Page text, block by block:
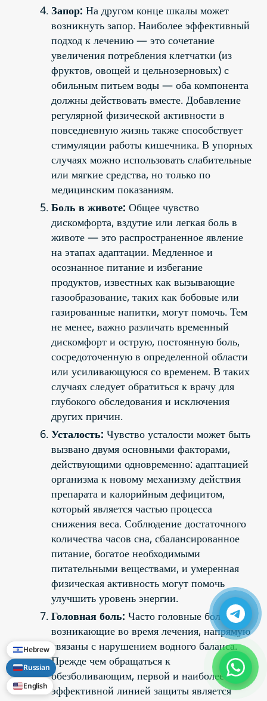
Запор: На другом конце шкалы может
возникнуть запор. Наиболее эффективный
подход к лечению — это сочетание
увеличения потребления клетчатки (из
фруктов, овощей и цельнозерновых) с
обильным питьем воды — оба компонента
должны действовать вместе. Добавление
регулярной физической активности в
повседневную жизнь также способствует
стимуляции работы кишечника. В упорных
случаях можно использовать слабительные
или мягкие средства, но только по
медицинским показаниям.
Боль в животе: Общее чувство
дискомфорта, вздутие или легкая боль в
животе — это распространенное явление
на этапах адаптации. Медленное и
осознанное питание и избегание
продуктов, известных как вызывающие
газообразование, таких как бобовые или
газированные напитки, могут помочь. Тем
не менее, важно различать временный
дискомфорт и острую, постоянную боль,
сосредоточенную в определенной области
или усиливающуюся со временем. В таких
случаях следует обратиться к врачу для
глубокого обследования и исключения
других причин.
Усталость: Чувство усталости может быть
вызвано двумя основными факторами,
действующими одновременно: адаптацией
организма к новому механизму действия
препарата и калорийным дефицитом,
который является частью процесса
снижения веса. Соблюдение достаточного
количества часов сна, сбалансированное
питание, богатое необходимыми
питательными веществами, и умеренная
физическая активность могут помочь
улучшить уровень энергии.
Головная боль: Часто головные боли,
возникающие во время лечения, напрямую
связаны с нарушением водного баланса.
Прежде чем обращаться к
обезболивающим, первой и наиболее
эффективной линией защиты является
Hebrew
Russian
English